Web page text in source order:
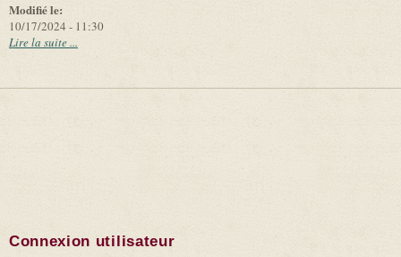
Modifié le:
10/17/2024 - 11:30
Lire la suite ...
Connexion utilisateur